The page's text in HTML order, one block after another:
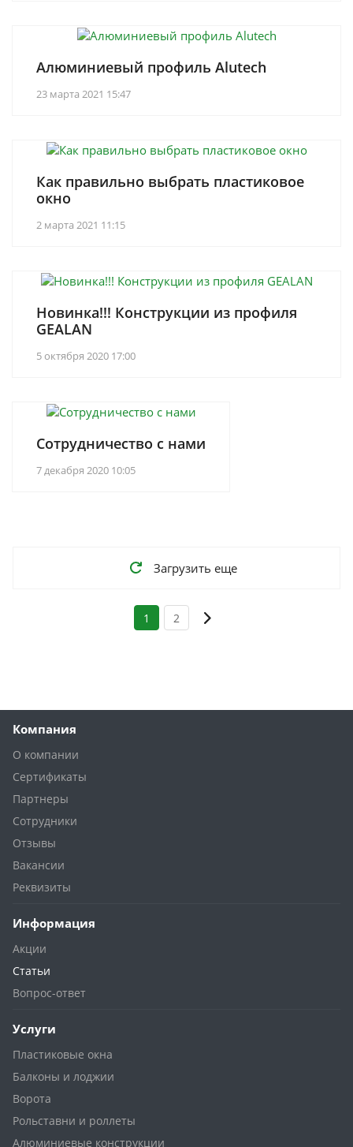
Алюминиевый профиль Alutech
23 марта 2021 15:47
Как правильно выбрать пластиковое
окно
2 марта 2021 11:15
Новинка!!! Конструкции из профиля
GEALAN
5 октября 2020 17:00
Сотрудничество с нами
7 декабря 2020 10:05
Загрузить еще
1 2
Компания
О компании
Сертификаты
Партнеры
Сотрудники
Отзывы
Вакансии
Реквизиты
Информация
Акции
Статьи
Вопрос-ответ
Услуги
Пластиковые окна
Балконы и лоджии
Ворота
Рольставни и роллеты
Алюминиевые конструкции